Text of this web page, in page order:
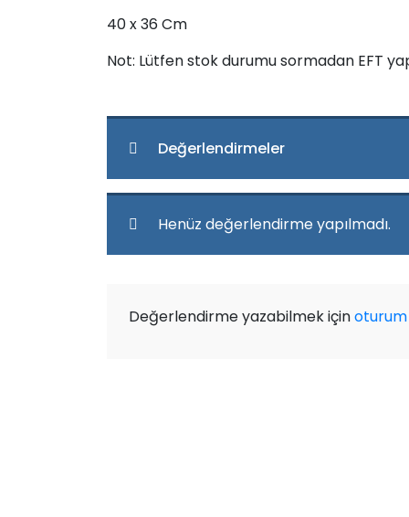
40 x 36 Cm
Not: Lütfen stok durumu sormadan EFT
Değerlendirmeler
Henüz değerlendirme yapılmadı.
Değerlendirme yazabilmek içinoturum